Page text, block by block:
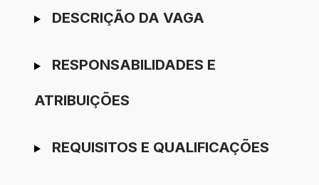
Ir para candidatura
DESCRIÇÃO DA VAGA
RESPONSABILIDADES E
ATRIBUIÇÕES
REQUISITOS E QUALIFICAÇÕES